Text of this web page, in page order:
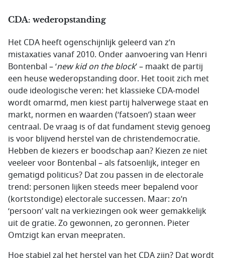
CDA: wederopstanding
Het CDA heeft ogenschijnlijk geleerd van z’n
mistaxaties vanaf 2010. Onder aanvoering van Henri
Bontenbal – ‘new kid on the block’ – maakt de partij
een heuse wederopstanding door. Het tooit zich met
oude ideologische veren: het klassieke CDA-model
wordt omarmd, men kiest partij halverwege staat en
markt, normen en waarden (‘fatsoen’) staan weer
centraal. De vraag is of dat fundament stevig genoeg
is voor blijvend herstel van de christendemocratie.
Hebben de kiezers er boodschap aan? Kiezen ze niet
veeleer voor Bontenbal – als fatsoenlijk, integer en
gematigd politicus? Dat zou passen in de electorale
trend: personen lijken steeds meer bepalend voor
(kortstondige) electorale successen. Maar: zo’n
‘persoon’ valt na verkiezingen ook weer gemakkelijk
uit de gratie. Zo gewonnen, zo geronnen. Pieter
Omtzigt kan ervan meepraten.
Hoe stabiel zal het herstel van het CDA zijn? Dat wordt